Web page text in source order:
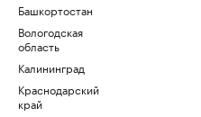
Башкортостан
Вологодская
область
Калининград
Краснодарский
край